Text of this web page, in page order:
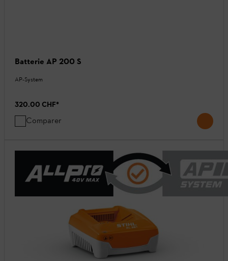
Batterie AP 200 S
AP-System
320.00 CHF*
Comparer